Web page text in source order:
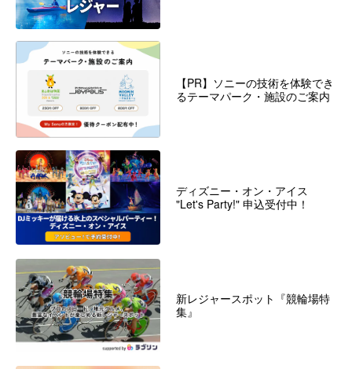
【PR】ソニーの技術を体験でき
るテーマパーク・施設のご案内
ディズニー・オン・アイス
"Let's Party!" 申込受付中！
新レジャースポット『競輪場特
集』